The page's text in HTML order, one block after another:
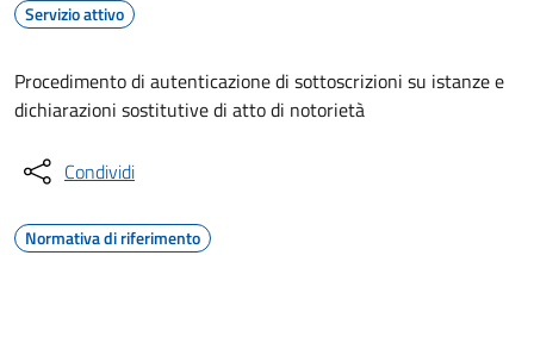
Servizio attivo
Procedimento di autenticazione di sottoscrizioni su istanze e
dichiarazioni sostitutive di atto di notorietà
Condividi
Normativa di riferimento